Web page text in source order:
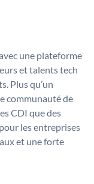
une plateforme
et talents tech
Plus qu’un
communauté de
CDI que des
les entreprises
et une forte